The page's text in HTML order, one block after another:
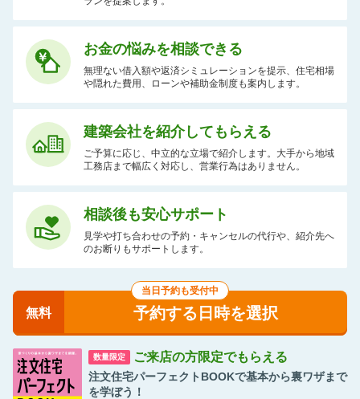
お金の悩みを相談できる
無理ない借入額や返済シミュレーションを提示、住宅相場
や隠れた費用、ローンや補助金制度も案内します。
建築会社を紹介してもらえる
ご予算に応じ、中立的な立場で紹介します。大手から地域
工務店まで幅広く対応し、営業行為はありません。
相談後も安心サポート
見学や打ち合わせの予約・キャンセルの代行や、紹介先へ
のお断りもサポートします。
当日予約も受付中
無料 予約する日時を選択
数量限定 ご来店の方限定でもらえる
注文住宅パーフェクトBOOKで基本から裏ワザまで
を学ぼう！